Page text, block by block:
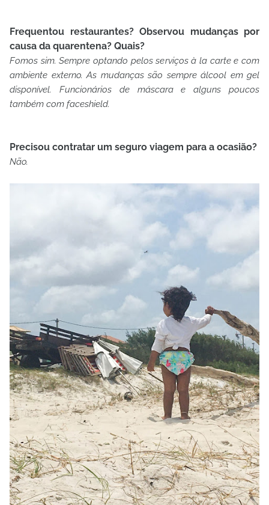
Frequentou restaurantes? Observou mudanças por
causa da quarentena? Quais?
Fomos sim. Sempre optando pelos serviços à la carte e com
ambiente externo. As mudanças são sempre álcool em gel
disponível. Funcionários de máscara e alguns poucos
também com faceshield.
Precisou contratar um seguro viagem para a ocasião?
Não.